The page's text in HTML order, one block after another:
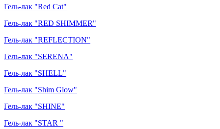
Гель-лак "Red Cat"
Гель-лак "RED SHIMMER"
Гель-лак "REFLECTION"
Гель-лак "SERENA"
Гель-лак "SHELL"
Гель-лак "Shim Glow"
Гель-лак "SHINE"
Гель-лак "STAR "